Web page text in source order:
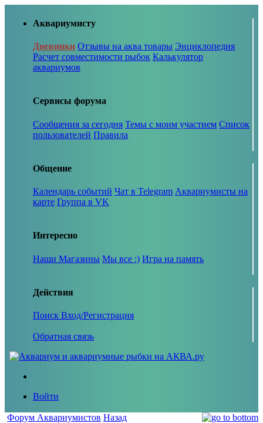
Аквариумисту
Дневники Отзывы на аква товары Энциклопедия
Расчет совместимости рыбок Калькулятор
аквариумов
Сервисы форума
Сообщения за сегодня Темы с моим участием Список
пользователей Правила
Общение
Календарь событий Чат в Telegram Аквариумисты на
карте Группа в VK
Интересно
Наши Магазины Мы все :) Игра на память
Действия
Поиск Вход/Регистрация
Обратная связь
Войти
Форум Аквариумистов Назад